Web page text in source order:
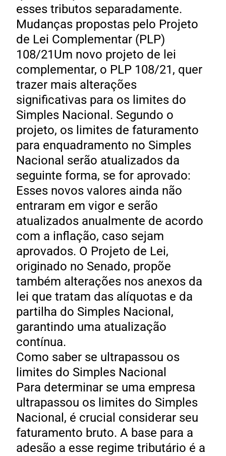
esses tributos separadamente.
Mudanças propostas pelo Projeto
de Lei Complementar (PLP)
108/21Um novo projeto de lei
complementar, o PLP 108/21, quer
trazer mais alterações
significativas para os limites do
Simples Nacional. Segundo o
projeto, os limites de faturamento
para enquadramento no Simples
Nacional serão atualizados da
seguinte forma, se for aprovado:
Esses novos valores ainda não
entraram em vigor e serão
atualizados anualmente de acordo
com a inflação, caso sejam
aprovados. O Projeto de Lei,
originado no Senado, propõe
também alterações nos anexos da
lei que tratam das alíquotas e da
partilha do Simples Nacional,
garantindo uma atualização
contínua.
Como saber se ultrapassou os
limites do Simples Nacional
Para determinar se uma empresa
ultrapassou os limites do Simples
Nacional, é crucial considerar seu
faturamento bruto. A base para a
adesão a esse regime tributário é a